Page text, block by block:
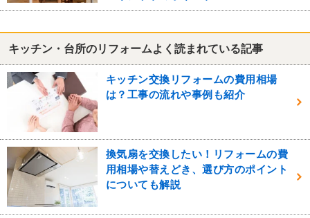
キッチン・台所のリフォームよく読まれている記事
キッチン交換リフォームの費用相場
は？工事の流れや事例も紹介
換気扇を交換したい！リフォームの費
用相場や替えどき、選び方のポイント
についても解説